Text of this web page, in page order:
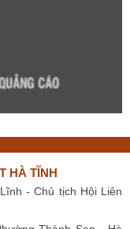
HÀ TĨNH
- Chủ tịch Hội Liên